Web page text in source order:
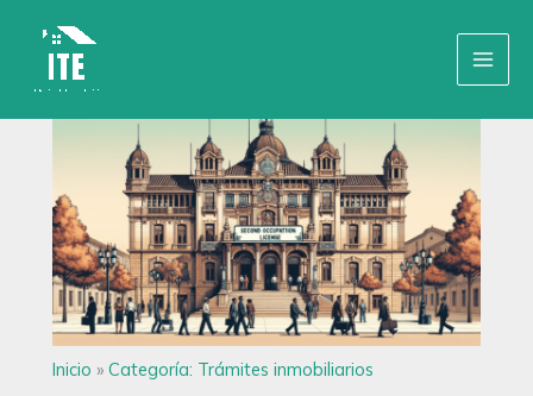
Inicio » Categoría: Trámites inmobiliarios